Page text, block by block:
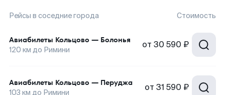
Рейсы в соседние города Стоимость
Авиабилеты Кольцово — Болонья
120 км до Римини от 30 590 ₽
Авиабилеты Кольцово — Перуджа
103 км до Римини от 31 590 ₽